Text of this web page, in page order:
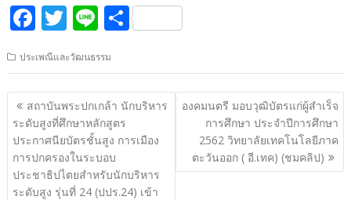
F
ac
e
b
o
o
k
T
itt
er
Li
e
S
ar
e
ประเพณีและวัฒนธรรม
แนะแนว
เรื่อง
สถาบันพระปกเกล้า นักบริหาร
ระดับสูงที่ศึกษาหลักสูตร
ประกาศนียบัตรชั้นสูง การเมือง
การปกครองในระบอบ
ประชาธิปไตยสำหรับนักบริหาร
ระดับสูง รุ่นที่ 24 (ปปร.24) เข้า
องคมนตรี มอบวุฒิบัตรแก่ผู้สำเร็จ
การศึกษา ประจำปีการศึกษา
2562 วิทยาลัยเทคโนโลยีภาค
ตะวันออก ( อี.เทค) (ชมคลิป)